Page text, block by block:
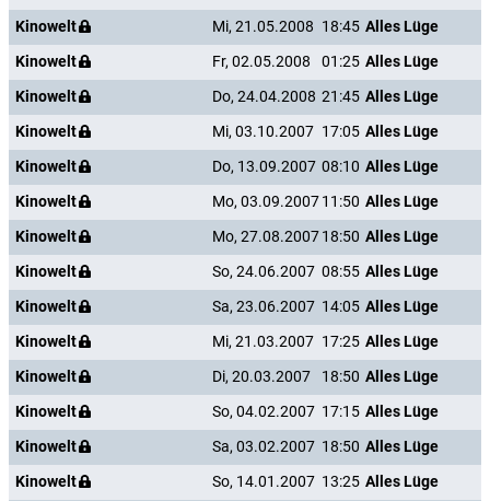
Kinowelt
Mi, 21.05.2008 18:45 Alles Lüge
Kinowelt
Fr, 02.05.2008 01:25 Alles Lüge
Kinowelt
Do, 24.04.2008 21:45 Alles Lüge
Kinowelt
Mi, 03.10.2007 17:05 Alles Lüge
Kinowelt
Do, 13.09.2007 08:10 Alles Lüge
Kinowelt
Mo, 03.09.200711:50 Alles Lüge
Kinowelt
Mo, 27.08.200718:50 Alles Lüge
Kinowelt
So, 24.06.2007 08:55 Alles Lüge
Kinowelt
Sa, 23.06.2007 14:05 Alles Lüge
Kinowelt
Mi, 21.03.2007 17:25 Alles Lüge
Kinowelt
Di, 20.03.2007 18:50 Alles Lüge
Kinowelt
So, 04.02.2007 17:15 Alles Lüge
Kinowelt
Sa, 03.02.2007 18:50 Alles Lüge
Kinowelt
So, 14.01.2007 13:25 Alles Lüge